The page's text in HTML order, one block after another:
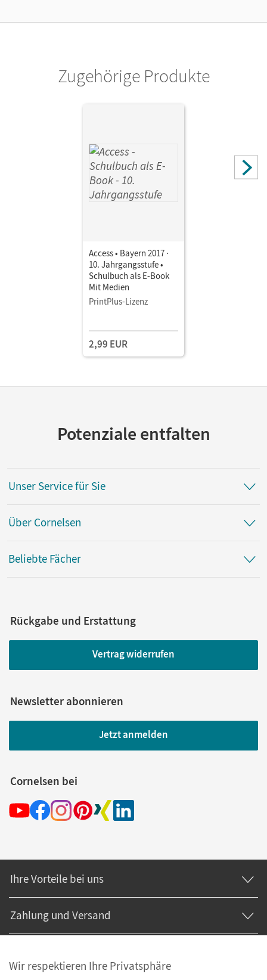
Zugehörige Produkte
Access • Bayern 2017 ·
10. Jahrgangsstufe •
Schulbuch als E-Book
Mit Medien
PrintPlus-Lizenz
2,99 EUR
Potenziale entfalten
Unser Service für Sie
Über Cornelsen
Beliebte Fächer
Rückgabe und Erstattung
Vertrag widerrufen
Newsletter abonnieren
Jetzt anmelden
Cornelsen bei
Ihre Vorteile bei uns
Zahlung und Versand
Wir respektieren Ihre Privatsphäre